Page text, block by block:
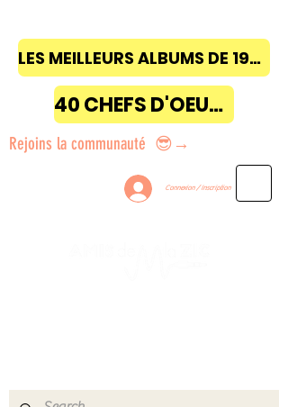
LES MEILLEURS ALBUMS DE 1968 à 2018
40 CHEFS D'OEUVRE
Rejoins la communauté 😎→
Connexion / Inscription